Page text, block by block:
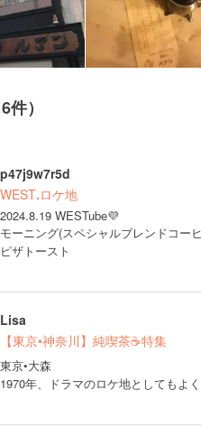
）
p47j9w7r5d
WESTꓸロケ地
2024.8.19 WESTube💜
モーニング(スペシャルブレンドコー
ピザトースト
Lisa
【東京•神奈川】純喫茶☕️特集
東京•大森
1970年、ドラマのロケ地としてもよ